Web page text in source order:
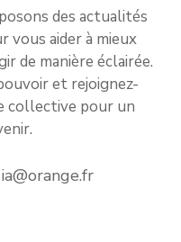
des actualités
aider à mieux
de manière éclairée.
et rejoignez-
collective pour un